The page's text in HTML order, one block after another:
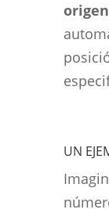
origen
UN